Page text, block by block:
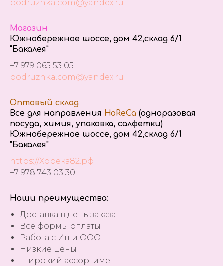
podruzhka.com@yandex.ru
Магазин
Южнобережное шоссе, дом 42,склад 6/1
"Бакалея"
+7 979 065 53 05
podruzhka.com@yandex.ru
Оптовый склад
Все для направления HoReCa (одноразовая
посуда, химия, упаковка, салфетки)
Южнобережное шоссе, дом 42,склад 6/1
"Бакалея"
https://Хорека82.рф
+7 978 743 03 30
Наши преимущества:
Доставка в день заказа
Все формы оплаты
Работа с Ип и ООО
Низкие цены
Широкий ассортимент